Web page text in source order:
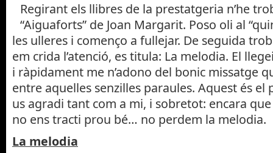
Regirant els llibres de la prestatgeria n’he
“Aiguaforts” de Joan Margarit. Poso oli al
les ulleres i començo a fullejar. De seguida
em crida l’atenció, es titula: La melodia. El
i ràpidament me n’adono del bonic missatge
entre aquelles senzilles paraules. Aquest és el
us agradi tant com a mi, i sobretot: encara
no ens tracti prou bé… no perdem la melodia.
La melodia